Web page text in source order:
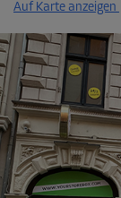
Auf Karte anzeigen